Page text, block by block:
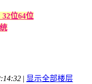
32位64位
| 显示全部楼层